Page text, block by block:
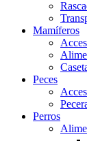
Mamíferos
Peces
Perros